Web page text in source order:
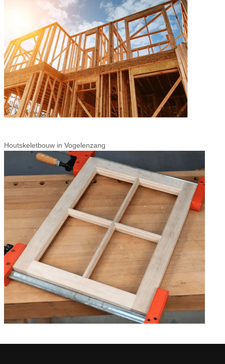
Houtskeletbouw in Vogelenzang